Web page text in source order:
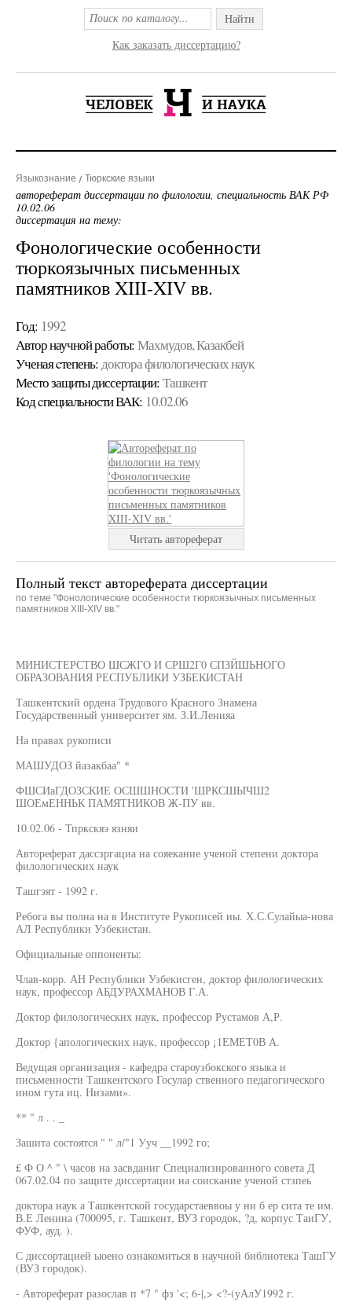
Найти
Как заказать диссертацию?
Языкознание Тюркские языки
автореферат диссертации по филологии, специальность ВАК РФ
10.02.06
диссертация на тему:
Фонологические особенности
тюркоязычных письменных
памятников XIII-XIV вв.
Год: 1992
Автор научной работы: Махмудов, Казакбей
Ученая cтепень: доктора филологических наук
Место защиты диссертации: Ташкент
Код cпециальности ВАК: 10.02.06
Читать автореферат
Полный текст автореферата диссертации
по теме "Фонологические особенности тюркоязычных письменных
памятников XIII-XIV вв."
МИНИСТЕРСТВО ШСЖГО И СРШ2Г0 СПЗЙШЬНОГО
ОБРАЗОВАНИЯ РЕСПУБЛИКИ УЗБЕКИСТАН
Ташкентский ордена Трудового Красного Знамена
Государственный университет ям. З.И.Ленияа
На правах рукописи
МАШУДОЗ йазакбаа" *
ФШСИаГДОЗСКИЕ ОСШШНОСТИ 'ШРКСШЫЧШ2
ШОЕмЕННЬК ПАМЯТНИКОВ Ж-ПУ вв.
10.02.06 - Тпркскяэ язняи
Автореферат дассзргациа на сояекание ученой степени доктора
филологических наук
Ташгэят - 1992 г.
Ребога вы полна на в Институте Рукописей иы. Х.С.Сулайыа-нова
АЛ Республики Узбекистан.
Официальные оппоненты:
Члав-корр. АН Республики Узбекисген, доктор филологических
наук, профессор АБДУРАХМАНОВ Г.А.
Доктор филологических наук, профессор Рустамов А,Р.
Доктор {апологических наук, профессор ¡1ЕМЕТ0В А.
Ведущая организация - кафедра староузбокского языка и
письменности Ташкентского Госулар ственного педагогического
ином гута иц. Низами».
** " л . . _
Зашита состоятся " " л/"1 Ууч __1992 го;
£ Ф О ^ " \ часов на засвданиг Специализированного совета Д
067.02.04 по защите диссертации на соискание ученой стзпеь
доктора наук а Ташкентской государстаеввоы у ни б ер сита те им.
В.Е Ленина (700095, г. Ташкент, ВУЗ городок, ?д, корпус ТаиГУ,
ФУФ, ауд. ).
С диссортацией ыоено ознакомиться в научной библиотека ТашГУ
(ВУЗ городок).
- Автореферат разослав п *7 " фз '<; 6-|,> <?-(уАлУ1992 г.